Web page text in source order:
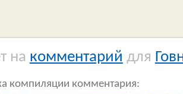
на комментарий для
компиляции комментария: